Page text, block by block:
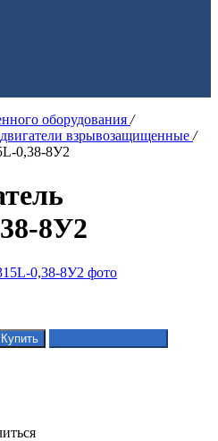
оборудования /
взрывозащищенные /
0,38-8У2
8У2